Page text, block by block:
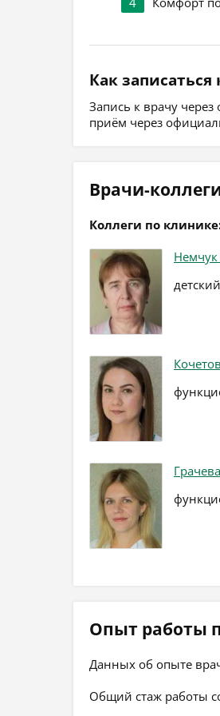
Как
Запись к врачу
приём через
Врачи-
Коллеги по
Немчук
Опыт работы
Данных об опыте
Общий стаж работы